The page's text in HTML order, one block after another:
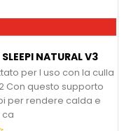
NATURAL V3
per l uso con la culla
Con questo supporto
per rendere calda e
ca